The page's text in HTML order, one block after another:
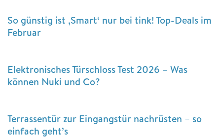
So günstig ist ‚Smart‘ nur bei tink! Top-Deals im
Februar
Elektronisches Türschloss Test 2026 – Was
können Nuki und Co?
Terrassentür zur Eingangstür nachrüsten – so
einfach geht’s